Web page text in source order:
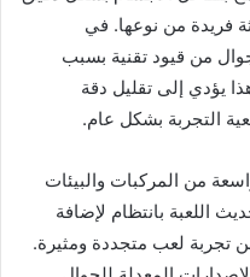
فريدة من نوعها. في
من قيود تقنية بسبب
يؤدي إلى تقليل دقة
التجربة بشكل عام.
من المركبات والبيئات
اللعبة بانتظام لإضافة
تجربة لعب متجددة ومثيرة.